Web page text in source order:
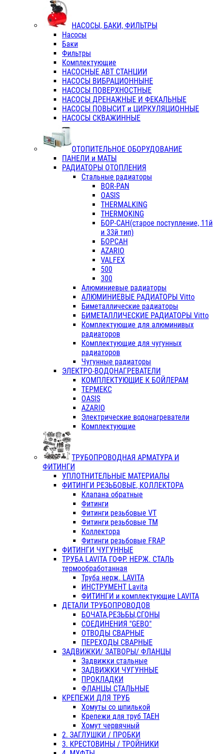
НАСОСЫ, БАКИ, ФИЛЬТРЫ
Насосы
Баки
Фильтры
Комплектующие
НАСОСНЫЕ АВТ СТАНЦИИ
НАСОСЫ ВИБРАЦИОННЫНЕ
НАСОСЫ ПОВЕРХНОСТНЫЕ
НАСОСЫ ДРЕНАЖНЫЕ И ФЕКАЛЬНЫЕ
НАСОСЫ ПОВЫСИТ и ЦИРКУЛЯЦИОННЫЕ
НАСОСЫ СКВАЖИННЫЕ
ОТОПИТЕЛЬНОЕ ОБОРУДОВАНИЕ
ПАНЕЛИ и МАТЫ
РАДИАТОРЫ ОТОПЛЕНИЯ
Стальные радиаторы
BOR-PAN
OASIS
THERMALKING
THERMOKING
БОР-САН(старое поступление, 11й
и 33й тип)
БОРСАН
AZARIO
VALFEX
500
300
Алюминиевые радиаторы
АЛЮМИНИЕВЫЕ РАДИАТОРЫ Vitto
Биметаллические радиаторы
БИМЕТАЛЛИЧЕСКИЕ РАДИАТОРЫ Vitto
Комплектующие для алюминивых
радиаторов
Комплектующие для чугунных
радиаторов
Чугунные радиаторы
ЭЛЕКТРО-ВОДОНАГРЕВАТЕЛИ
КОМПЛЕКТУЮЩИЕ К БОЙЛЕРАМ
ТЕРМЕКС
OASIS
AZARIO
Электрические водонагреватели
Комплектующие
ТРУБОПРОВОДНАЯ АРМАТУРА И
ФИТИНГИ
УПЛОТНИТЕЛЬНЫЕ МАТЕРИАЛЫ
ФИТИНГИ РЕЗЬБОВЫЕ, КОЛЛЕКТОРА
Клапана обратные
Фитинги
Фитинги резьбовые VT
Фитинги резьбовые ТМ
Коллектора
Фитинги резьбовые FRAP
ФИТИНГИ ЧУГУННЫЕ
ТРУБА LAVITA ГОФР. НЕРЖ. СТАЛЬ
термообработанная
Труба нерж. LAVITA
ИНСТРУМЕНТ Lavita
ФИТИНГИ и комплектующие LAVITA
ДЕТАЛИ ТРУБОПРОВОДОВ
БОЧАТА,РЕЗЬБЫ,СГОНЫ
СОЕДИНЕНИЯ "GEBO"
ОТВОДЫ СВАРНЫЕ
ПЕРЕХОДЫ СВАРНЫЕ
ЗАДВИЖКИ/ ЗАТВОРЫ/ ФЛАНЦЫ
Задвижки стальные
ЗАДВИЖКИ ЧУГУННЫЕ
ПРОКЛАДКИ
ФЛАНЦЫ СТАЛЬНЫЕ
КРЕПЕЖИ ДЛЯ ТРУБ
Хомуты со шпилькой
Крепежи для труб ТАЕН
Хомут червячный
2. ЗАГЛУШКИ / ПРОБКИ
3. КРЕСТОВИНЫ / ТРОЙНИКИ